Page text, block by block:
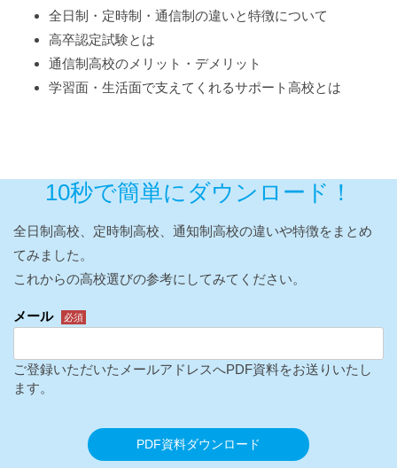
全日制・定時制・通信制の違いと特徴について
高卒認定試験とは
通信制高校のメリット・デメリット
学習面・生活面で支えてくれるサポート高校とは
10秒で簡単にダウンロード！
全日制高校、定時制高校、通知制高校の違いや特徴をまとめ
てみました。
これからの高校選びの参考にしてみてください。
メール 必須
ご登録いただいたメールアドレスへPDF資料をお送りいたし
ます。